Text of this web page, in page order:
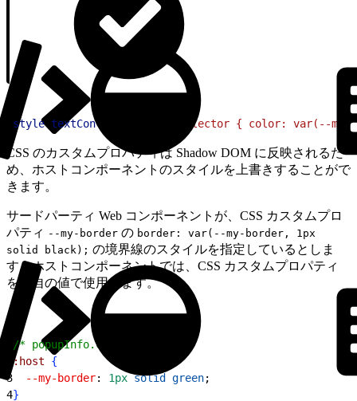
style. textContent
CSS のカスタムプロパティは Shadow DOM に反映されるた
め、ホストコンポーネントのスタイルを上書きすることがで
きます。
サードパーティ Web コンポーネントが、CSS カスタムプロ
パティ --my-border の border: var(--my-border, 1px
solid black); の境界線のスタイルを指定しているとしま
す。ホストコンポーネントでは、CSS カスタムプロパティ
を独自の値で使用します。
/* popupInfo.css */
:host
{
3
  --my-border
: 1px solid green;
4}